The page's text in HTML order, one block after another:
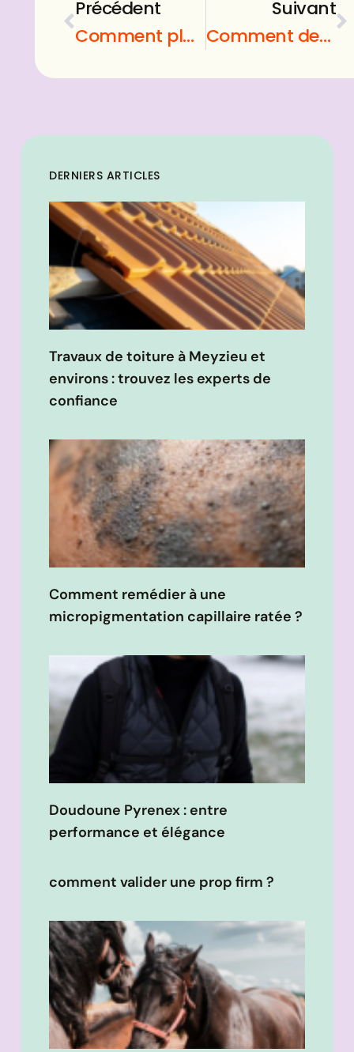
Précédent
Comment planter un olivier en pot
Suivant
Comment deboucher oreille
DERNIERS ARTICLES
Travaux de toiture à Meyzieu et
environs : trouvez les experts de
confiance
Comment remédier à une
micropigmentation capillaire ratée ?
Doudoune Pyrenex : entre
performance et élégance
comment valider une prop firm ?